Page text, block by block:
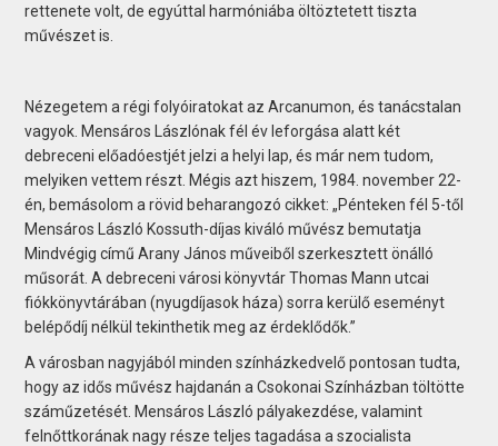
rettenete volt, de egyúttal harmóniába öltöztetett tiszta
művészet is.
Nézegetem a régi folyóiratokat az Arcanumon, és tanácstalan
vagyok. Mensáros Lászlónak fél év leforgása alatt két
debreceni előadóestjét jelzi a helyi lap, és már nem tudom,
melyiken vettem részt. Mégis azt hiszem, 1984. november 22-
én, bemásolom a rövid beharangozó cikket: „Pénteken fél 5-től
Mensáros László Kossuth-díjas kiváló művész bemutatja
Mindvégig című Arany János műveiből szerkesztett önálló
műsorát. A debreceni városi könyvtár Thomas Mann utcai
fiókkönyvtárában (nyugdíjasok háza) sorra kerülő eseményt
belépődíj nélkül tekinthetik meg az érdeklődők.”
A városban nagyjából minden színházkedvelő pontosan tudta,
hogy az idős művész hajdanán a Csokonai Színházban töltötte
száműzetését. Mensáros László pályakezdése, valamint
felnőttkorának nagy része teljes tagadása a szocialista